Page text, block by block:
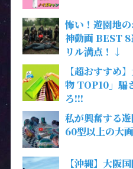
怖い！遊園地
神動画 BEST
リル満点！↓
【超おすすめ
物 TOP10」騙
ろ!!!
私が興奮する
60型以上の大
【沖縄】大阪